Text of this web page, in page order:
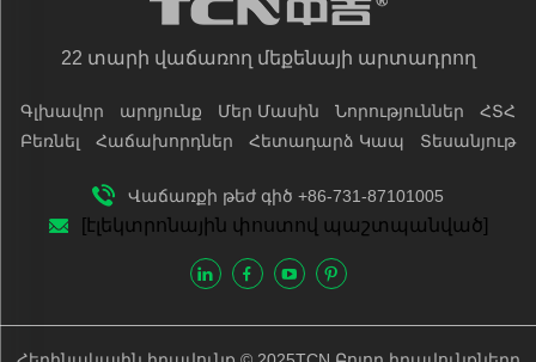
22 տարի վաճառող մեքենայի արտադրող
Գլխավոր արդյունք Մեր Մասին Նորություններ
ՀՏՀ
Բեռնել
Հաճախորդներ Հետադարձ Կապ Տեսանյութ
Վաճառքի թեժ գիծ +86-731-87101005
[էլեկտրոնային փոստով պաշտպանված]